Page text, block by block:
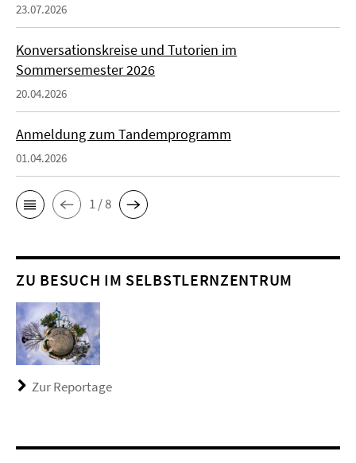
23.07.2026
Konversationskreise und Tutorien im
Sommersemester 2026
20.04.2026
Anmeldung zum Tandemprogramm
01.04.2026
1 / 8
ZU BESUCH IM SELBSTLERNZENTRUM
Zur Reportage